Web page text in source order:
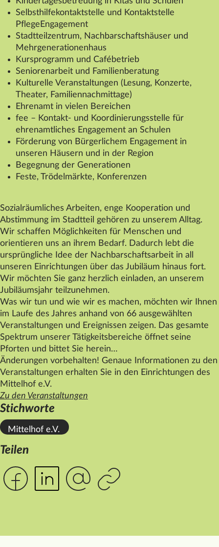
Selbsthilfekontaktstelle und Kontaktstelle
PflegeEngagement
Stadtteilzentrum, Nachbarschaftshäuser und
Mehrgenerationenhaus
Kursprogramm und Cafébetrieb
Seniorenarbeit und Familienberatung
Kulturelle Veranstaltungen (Lesung, Konzerte,
Theater, Familiennachmittage)
Ehrenamt in vielen Bereichen
fee – Kontakt- und Koordinierungsstelle für
ehrenamtliches Engagement an Schulen
Förderung von Bürgerlichem Engagement in
unseren Häusern und in der Region
Begegnung der Generationen
Feste, Trödelmärkte, Konferenzen
Sozialräumliches Arbeiten, enge Kooperation und
Abstimmung im Stadtteil gehören zu unserem Alltag.
Wir schaffen Möglichkeiten für Menschen und
orientieren uns an ihrem Bedarf. Dadurch lebt die
ursprüngliche Idee der Nachbarschaftsarbeit in all
unseren Einrichtungen über das Jubiläum hinaus fort.
Wir möchten Sie ganz herzlich einladen, an unserem
Jubiläumsjahr teilzunehmen.
Was wir tun und wie wir es machen, möchten wir Ihnen
im Laufe des Jahres anhand von 66 ausgewählten
Veranstaltungen und Ereignissen zeigen. Das gesamte
Spektrum unserer Tätigkeitsbereiche öffnet seine
Pforten und bittet Sie herein…
Änderungen vorbehalten! Genaue Informationen zu den
Veranstaltungen erhalten Sie in den Einrichtungen des
Mittelhof e.V.
Zu den Veranstaltungen
Stichworte
Mittelhof e.V.
Teilen